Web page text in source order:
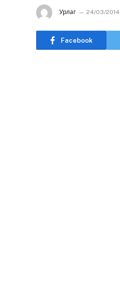
Урлаг 24/03/2014
Facebook